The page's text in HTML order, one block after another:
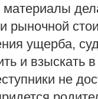
материалы
рыночной
ущерба,
и взыскать
не